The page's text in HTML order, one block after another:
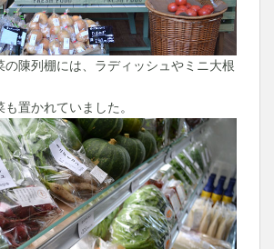
の陳列棚には、ラディッシュやミニ大根
置かれていました。